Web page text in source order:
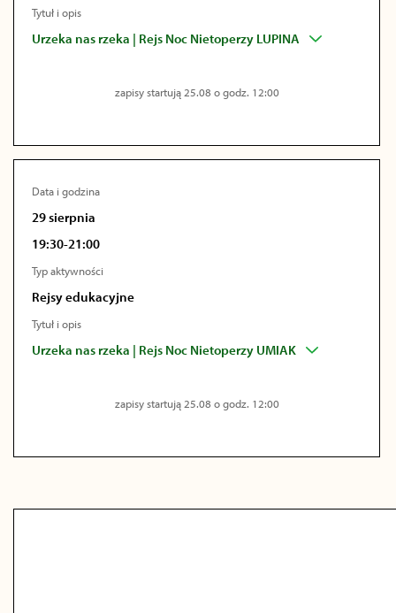
Tytuł i opis
Urzeka nas rzeka | Rejs Noc Nietoperzy LUPINA
zapisy startują 25.08 o godz. 12:00
Data i godzina
29 sierpnia
19:30-21:00
Typ aktywności
Rejsy edukacyjne
Tytuł i opis
Urzeka nas rzeka | Rejs Noc Nietoperzy UMIAK
zapisy startują 25.08 o godz. 12:00